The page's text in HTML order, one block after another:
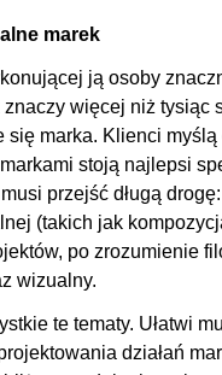
marek
ją osoby
więcej niż
marka. Klienci
stoją najlepsi
przejść długą
(takich jak
po zrozumienie
wizualny.
te tematy. Ułatwi
działań